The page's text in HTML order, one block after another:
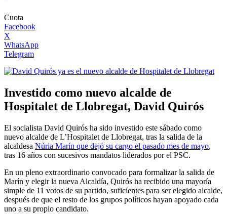
Cuota
Facebook
X
WhatsApp
Telegram
Investido como nuevo alcalde de
Hospitalet de Llobregat, David Quirós
El socialista David Quirós ha sido investido este sábado como
nuevo alcalde de L’Hospitalet de Llobregat, tras la salida de la
alcaldesa Núria Marín que dejó su cargo el pasado mes de mayo,
tras 16 años con sucesivos mandatos liderados por el PSC.
En un pleno extraordinario convocado para formalizar la salida de
Marín y elegir la nueva Alcaldía, Quirós ha recibido una mayoría
simple de 11 votos de su partido, suficientes para ser elegido alcalde,
después de que el resto de los grupos políticos hayan apoyado cada
uno a su propio candidato.